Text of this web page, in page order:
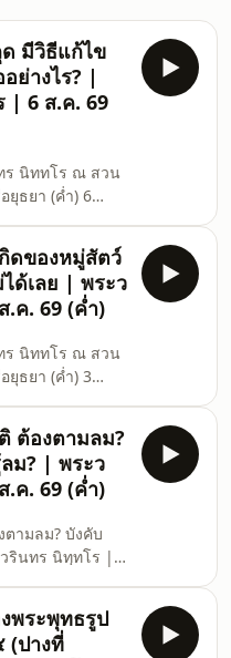
มีวิธีแก้ไข
ย่างไร? |
| 6 ส.ค. 69
ร นิททโร ณ สวน
ยุธยา (ค่ำ) 6
หลัก :
าสัมพันธ์ :
สอบถาม
ดของหมู่สัตว์
ด้เลย | พระว
ค. 69 (ค่ำ)
ร นิททโร ณ สวน
ยุธยา (ค่ำ) 3
หลัก :
ชาสัมพันธ์ :
สอบถาม
ต้องตามลม?
ม? | พระว
ค. 69 (ค่ำ)
ามลม? บังคับ
รินทร นิทฺทโร | 1
1 กรกฎาคม
พระพุทธรูป
(ปางที่